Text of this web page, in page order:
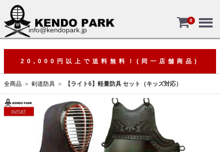
info@kendopark.jp
0
20,000円以上で送料無料！(同一店舗商品)
全商品 剣道防具 【ライト6】軽量防具 セット（キッズ対応）